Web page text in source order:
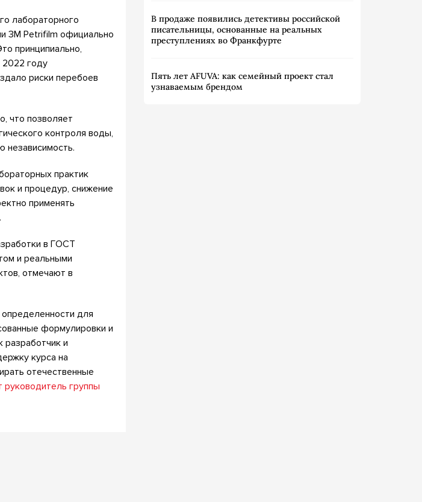
лабораторного
3M Petrifilm официально
принципиально,
2022 году
риски перебоев
что позволяет
контроля воды,
независимость.
практик
и процедур, снижение
применять
в ГОСТ
и реальными
отмечают в
для
формулировки и
и
курса на
отечественные
руководитель группы
В продаже появились детективы российской
писательницы, основанные на реальных
преступлениях во Франкфурте
Пять лет AFUVA: как семейный проект стал
узнаваемым брендом